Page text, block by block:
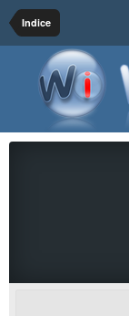
Indice